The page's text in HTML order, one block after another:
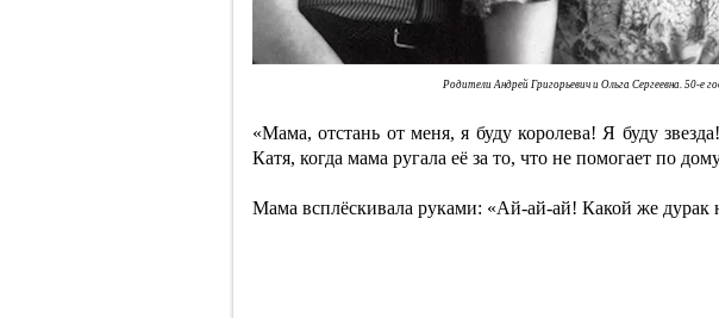
Родители Андрей Григорьевич и Ольга Сергеевна. 50-е
«Мама, отстань от меня, я буду королева! Я буду
Катя, когда мама ругала её за то, что не помогает по
Мама всплёскивала руками: «Ай-ай-ай! Какой же дурак